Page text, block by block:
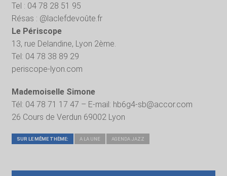
Tel : 04 78 28 51 95
Résas : @laclefdevoûte.fr
Le Périscope
13, rue Delandine, Lyon 2ème.
Tel: 04 78 38 89 29
periscope-lyon.com
Mademoiselle Simone
Tél: 04 78 71 17 47 – E-mail: hb6g4-sb@accor.com
26 Cours de Verdun 69002 Lyon
SUR LE MÊME THÈME: A LA UNE AGENDA JAZZ